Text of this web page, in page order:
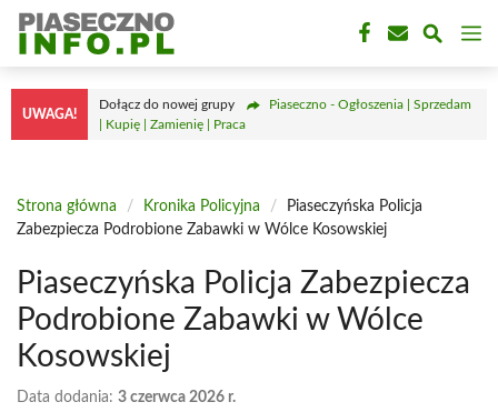
Przejdź
treści
UWAGA!
Dołącz do nowej grupy
Piaseczno - Ogłoszenia | Sprzedam
| Kupię | Zamienię | Praca
Strona główna / Kronika Policyjna /
Piaseczyńska Policja
Zabezpiecza Podrobione Zabawki w Wólce Kosowskiej
Piaseczyńska Policja Zabezpiecza
Podrobione Zabawki w Wólce
Kosowskiej
Data dodania: 3 czerwca 2026 r.